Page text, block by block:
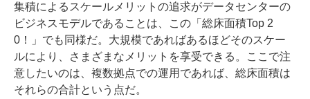
集積によるスケールメリットの追求がデータセンターの
ビジネスモデルであることは、この「総床面積Top 2
0！」でも同様だ。大規模であればあるほどそのスケー
ルにより、さまざまなメリットを享受できる。ここで注
意したいのは、複数拠点での運用であれば、総床面積は
それらの合計という点だ。